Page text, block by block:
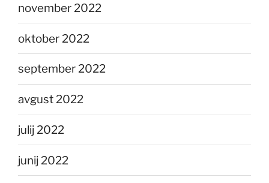
november 2022
oktober 2022
september 2022
avgust 2022
julij 2022
junij 2022